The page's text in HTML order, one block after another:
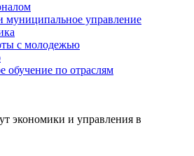
муниципальное управление
с молодежью
обучение по отраслям
экономики и управления в